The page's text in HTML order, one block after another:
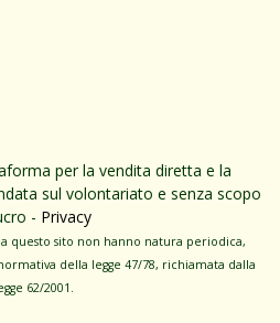
per la vendita diretta e la
sul volontariato e senza scopo
- Privacy
questo sito non hanno na­tura periodica,
della legge 47/78, richiamata dalla
62/­2001.